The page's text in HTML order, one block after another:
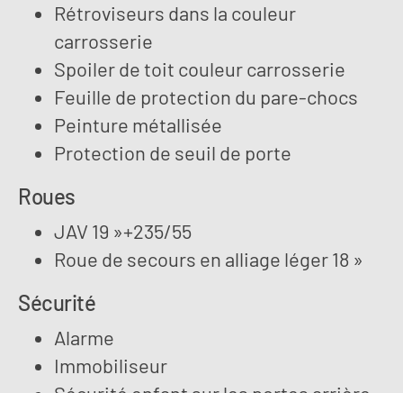
Rétroviseurs dans la couleur
carrosserie
Spoiler de toit couleur carrosserie
Feuille de protection du pare-chocs
Peinture métallisée
Protection de seuil de porte
Roues
JAV 19 »+235/55
Roue de secours en alliage léger 18 »
Sécurité
Alarme
Immobiliseur